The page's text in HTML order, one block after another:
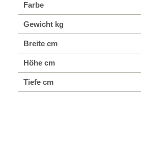
Farbe
Gewicht kg
Breite cm
Höhe cm
Tiefe cm